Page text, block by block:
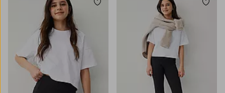
Tilføj til favoritter
134/140 146/152 158/164